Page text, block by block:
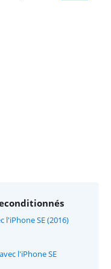
l'iPhone SE (2016)
l'iPhone SE